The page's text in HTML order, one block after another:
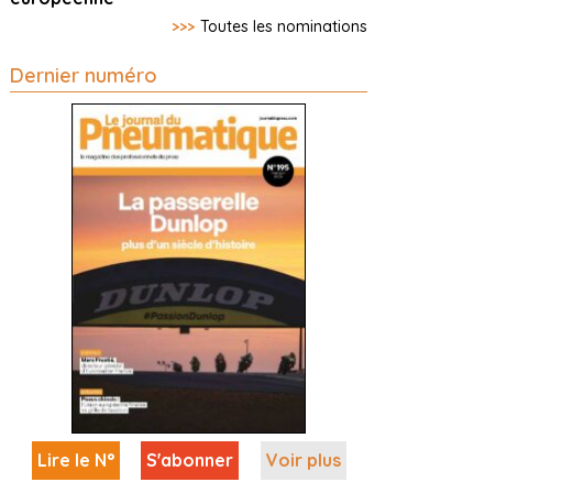
>>> Toutes les nominations
Dernier numéro
Lire le N° S'abonner Voir plus